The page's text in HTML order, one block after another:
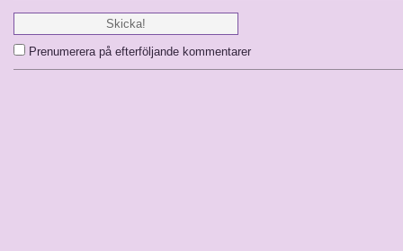
Prenumerera på efterföljande kommentarer